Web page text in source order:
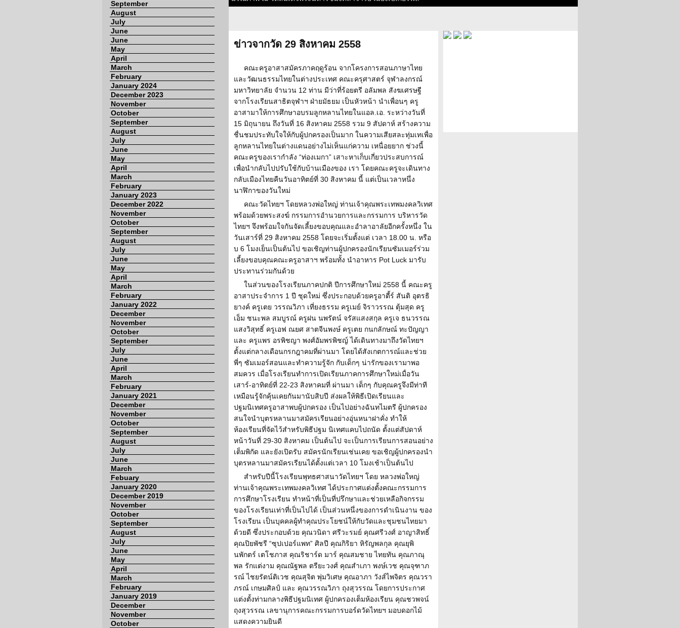
September
August
July
June
June
May
April
March
February
January 2024
December 2023
November
October
September
August
July
June
May
April
March
February
January 2023
December 2022
November
October
September
August
July
June
May
April
March
February
January 2022
December
November
October
September
July
June
April
March
February
January 2021
December
November
October
September
August
July
June
March
Febuary
January 2020
December 2019
November
October
September
August
July
June
May
April
March
February
January 2019
December
November
October
ข่าวจากวัด 29 สิงหาคม 2558
คณะครูอาสาสมัครภาคฤดูร้อน จากโครงการสอนภาษาไทย
และวัฒนธรรมไทยในต่างประเทศ คณะครุศาสตร์ จุฬาลงกรณ์
มหาวิทยาลัย จำนวน 12 ท่าน มีว่าที่ร้อยตรี อลัมพล สังฆเศรษฐี
จากโรงเรียนสาธิตจุฬาฯ ฝ่ายมัธยม เป็นหัวหน้า นำเพื่อนๆ ครู
อาสามาให้การศึกษาอบรมลูกหลานไทยในแอล.เอ. ระหว่างวันที่
15 มิถุนายน ถึงวันที่ 16 สิงหาคม 2558 รวม 9 สัปดาห์ สร้างความ
ชื่นชมประทับใจให้กับผู้ปกครองเป็นมาก ในความเสียสละทุ่มเทเพื่อ
ลูกหลานไทยในต่างแดนอย่างไม่เห็นแก่ความ เหนื่อยยาก ช่วงนี้
คณะครูของเรากำลัง “ท่องเมกา” เสาะหาเก็บเกี่ยวประสบการณ์
เพื่อนำกลับไปปรับใช้กับบ้านเมืองของ เรา โดยคณะครูจะเดินทาง
กลับเมืองไทยคืนวันอาทิตย์ที่ 30 สิงหาคม นี้ แต่เป็นเวลาหนึ่ง
นาฬิกาของวันใหม่
คณะวัดไทยฯ โดยหลวงพ่อใหญ่ ท่านเจ้าคุณพระเทพมงคลวิเทศ
พร้อมด้วยพระสงฆ์ กรรมการอำนวยการและกรรมการ บริหารวัด
ไทยฯ จึงพร้อมใจกันจัดเลี้ยงขอบคุณและอำลาอาลัยอีกครั้งหนึ่ง ใน
วันเสาร์ที่ 29 สิงหาคม 2558 โดยจะเริ่มตั้งแต่ เวลา 18.00 น. หรือ
บ 6 โมงเย็นเป็นต้นไป ขอเชิญท่านผู้ปกครองนักเรียนซัมเมอร์ร่วม
เลี้ยงขอบคุณคณะครูอาสาฯ พร้อมทั้ง นำอาหาร Pot Luck มารับ
ประทานร่วมกันด้วย
ในส่วนของโรงเรียนภาคปกติ ปีการศึกษาใหม่ 2558 นี้ คณะครู
อาสาประจำการ 1 ปี ชุดใหม่ ซึ่งประกอบด้วยครูอาตี้ร์ สันติ อุตรธิ
ยางค์ ครูเตย วรรณวิภา เที่ยงธรรม ครูเมย์ จิราวรรณ ตุ้มสุด ครู
เอ็ม ชนะพล สมบูรณ์ ครูฝน นพรัตน์ จรัสแสงสกุล ครูเจ ธนวรรณ
แสงวิสุทธิ์ ครูเอฟ ณยศ สาตจีนพงษ์ ครูเตย กนกลักษณ์ ทะปัญญา
และ ครูแพร อรพิชญา พงศ์อัมพรพิชญ์ ได้เดินทางมาถึงวัดไทยฯ
ตั้งแต่กลางเดือนกรกฎาคมที่ผ่านมา โดยได้สังเกตการณ์และช่วย
พี่ๆ ซัมเมอร์สอนและทำความรู้จัก กับเด็กๆ น่ารักของเรามาพอ
สมควร เมื่อโรงเรียนทำการเปิดเรียนภาคการศึกษาใหม่เมื่อวัน
เสาร์-อาทิตย์ที่ 22-23 สิงหาคมที่ ผ่านมา เด็กๆ กับคุณครูจึงมีท่าที
เหมือนรู้จักคุ้นเคยกันมานับสิบปี ส่งผลให้พิธีเปิดเรียนและ
ปฐมนิเทศครูอาสาพบผู้ปกครอง เป็นไปอย่างฉันทไมตรี ผู้ปกครอง
สนใจนำบุตรหลานมาสมัครเรียนอย่างอุ่นหนาฝาคั่ง ทำให้
ห้องเรียนที่จัดไว้สำหรับพิธีปฐม นิเทศแคบไปถนัด ตั้งแต่สัปดาห์
หน้าวันที่ 29-30 สิงหาคม เป็นต้นไป จะเป็นการเรียนการสอนอย่าง
เต็มพิกัด และยังเปิดรับ สมัครนักเรียนเช่นเคย ขอเชิญผู้ปกครองนำ
บุตรหลานมาสมัครเรียนได้ตั้งแต่เวลา 10 โมงเช้าเป็นต้นไป
สำหรับปีนี้โรงเรียนพุทธศาสนาวัดไทยฯ โดย หลวงพ่อใหญ่
ท่านเจ้าคุณพระเทพมงคลวิเทศ ได้ประกาศแต่งตั้งคณะกรรมการ
การศึกษาโรงเรียน ทำหน้าที่เป็นที่ปรึกษาและช่วยเหลือกิจกรรม
ของโรงเรียนเท่าที่เป็นไปได้ เป็นส่วนหนึ่งของการดำเนินงาน ของ
โรงเรียน เป็นบุคคลผู้ทำคุณประโยชน์ให้กับวัดและชุมชนไทยมา
ด้วยดี ซึ่งประกอบด้วย คุณวนิดา ศรีวะรมย์ คุณศรีวงศ์ อาญาสิทธิ์
คุณปิยพัชรี “ซุปเปอร์แพท” ศิลปี คุณกิริยา หิรัญพลกุล คุณยุพิ
นพักตร์ เตโชภาส คุณริชาร์ด มาร์ คุณสมชาย ไทยทัน คุณภาณุ
พล รักแต่งาม คุณณัฐพล ตรียะวงศ์ คุณสำเภา พงษ์เวช คุณจุฑาภ
รณ์ ไชยรัตน์ติเวช คุณสุจิต พุ่มวิเศษ คุณอาภา วังส์ไพจิตร คุณวรา
ภรณ์ เกษมศิลป์ และ คุณวรรณวิภา ถุงสุวรรณ โดยการประกาศ
แต่งตั้งท่ามกลางพิธีปฐมนิเทศ ผู้ปกครองเต็มห้องเรียน คุณชวพจน์
ถุงสุวรรณ เลขานุการคณะกรรมการบอร์ดวัดไทยฯ มอบดอกไม้
แสดงความยินดี